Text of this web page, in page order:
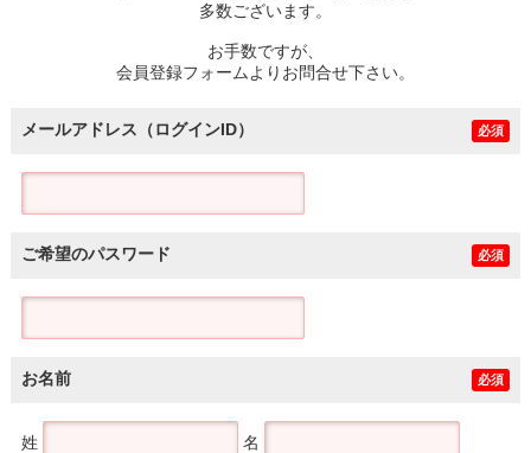
多数ございます。
お手数ですが、
会員登録フォームよりお問合せ下さい。
メールアドレス（ログインID） 必須
ご希望のパスワード 必須
お名前 必須
姓 名